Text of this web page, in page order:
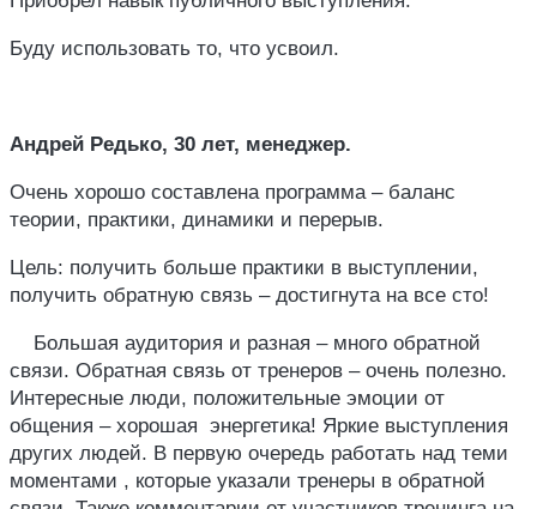
Буду использовать то, что усвоил.
Андрей Редько, 30 лет, менеджер.
Очень хорошо составлена программа – баланс
теории, практики, динамики и перерыв.
Цель: получить больше практики в выступлении,
получить обратную связь – достигнута на все сто!
Большая аудитория и разная – много обратной
связи. Обратная связь от тренеров – очень полезно.
Интересные люди, положительные эмоции от
общения – хорошая энергетика! Яркие выступления
других людей. В первую очередь работать над теми
моментами , которые указали тренеры в обратной